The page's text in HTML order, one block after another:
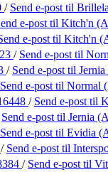
/ Send e-post til
e-post til Kitch'n
e-post til Kitch'n
/ Send e-post til
/ Send e-post til
Send e-post til Normal
/ Send e-post til
Send e-post til Jernia
Send e-post til Evidia
/ Send e-post til
/ Send e-post til